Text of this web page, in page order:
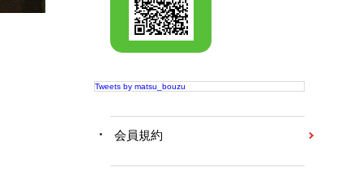
Tweets by matsu_bouzu
会員規約